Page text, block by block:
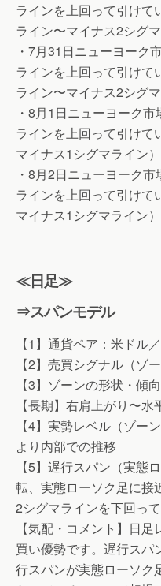
ラインを上回って引けて
ライン〜マイナス2シグマ
・7月31日ニューヨーク
ラインを上回って引けて
ライン〜マイナス2シグマ
・8月1日ニューヨーク
ラインを上回って引けて
マイナス1シグマライン）
・8月2日ニューヨーク
ラインを上回って引けて
マイナス1シグマライン）
≪日足≫
⇒スパンモデル
【1】通貨ペア：米ドル
【2】売買シグナル（ゾ
【3】ゾーンの形状・傾
【長期】右肩上がり〜水
【4】実勢レベル（ゾー
より内部での推移
【5】遅行スパン（実態
転、実態ローソク足に接
2シグマラインを下回っ
【気配・コメント】日
買い優勢です。遅行スパ
行スパンが実態ローソク